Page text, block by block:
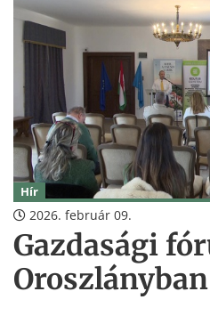
Hír
2026. február 09.
Gazdasági
Oroszlányban